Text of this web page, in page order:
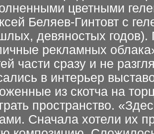
цветными
Беляев-Гинтовт с
девяностых
рекламных
части сразу и не
в интерьер
из скотча на
пространство.
Сначала хотели их